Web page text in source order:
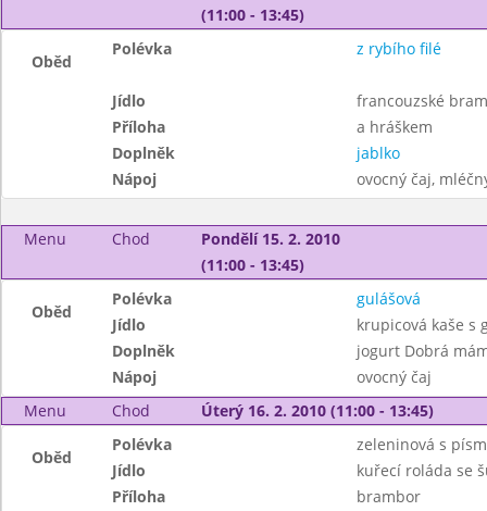
(11:00 - 13:45)
Oběd
Polévka z rybího filé
Jídlo
francouzské
Příloha
a hráškem
Doplněk
jablko
Nápoj
ovocný čaj,
Menu Chod
Pondělí 15. 2. 2010
(11:00 - 13:45)
Oběd
Polévka
gulášová
Jídlo
krupicová kaše s
Doplněk
jogurt Dobrá
Nápoj
ovocný čaj
Menu
Chod Úterý 16. 2. 2010 (11:00 - 13:45)
Oběd
Polévka
zeleninová s
Jídlo
kuřecí roláda se
Příloha
brambor